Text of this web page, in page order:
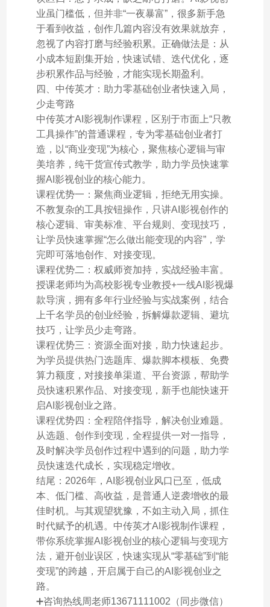
业虽门槛低，但并非“一夜暴富”，很多新手急
于看到收益，创作几篇内容没有效果就放弃，
忽视了内容打磨与经验积累。正确做法是：从
小成本短剧集开始，快速试错、迭代优化，逐
步积累作品与经验，才能实现长期盈利。
四、中传英才：助力零基础创业者快速入局，
少走弯路
中传英才AI影视制作课程，区别于市面上“只教
工具操作”的普通课程，专为零基础创业者打
造，以“商业变现”为核心，聚焦核心逻辑与审
美培养，纯干货宣传式教学，助力学员快速掌
握AI影视创业的核心能力。
课程优势一：聚焦商业逻辑，拒绝无用实操。
不教复杂的工具按钮操作，只讲AI影视创作的
核心逻辑、审美标准、平台规则、变现技巧，
让学员快速掌握“怎么做出能变现的内容”，学
完即可落地创作、对接变现。
课程优势二：权威师资加持，实战经验丰富。
授课老师均为高校影视专业教授+一线AI影视爆
款导演，拥有多年行业经验与实战案例，结合
上千名学员的创业经验，拆解爆款逻辑、避坑
技巧，让学员少走弯路。
课程优势三：资源全面对接，助力快速起步。
为学员提供热门选题库、爆款脚本模板、免费
算力额度，对接接单渠道、平台资源，帮助学
员快速积累作品、对接变现，新手也能快速开
启AI影视创业之路。
课程优势四：全程陪伴指导，解决创业难题。
从选题、创作到变现，全程提供一对一指导，
及时解决学员创作过程中遇到的问题，助力学
员快速迭代成长，实现稳定增收。
结尾：2026年，AI影视创业风口已至，低成
本、低门槛、高收益，是普通人逆袭增收的最
佳时机。与其观望犹豫，不如主动入局，抓住
时代赋予的机遇。中传英才AI影视制作课程，
带你系统掌握AI影视创业的核心逻辑与变现方
法，避开创业误区，快速实现从“零基础”到“能
变现”的跨越，开启属于自己的AI影视创业之
路。
➕咨询热线周老师13671111002（同步微信）